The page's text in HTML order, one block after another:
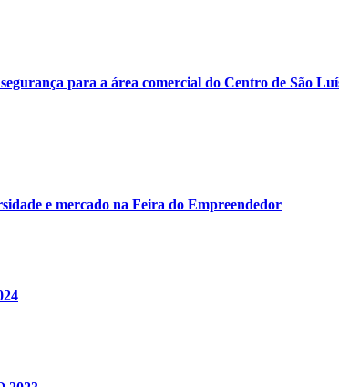
para a área comercial do Centro de São
e mercado na Feira do Empreendedor